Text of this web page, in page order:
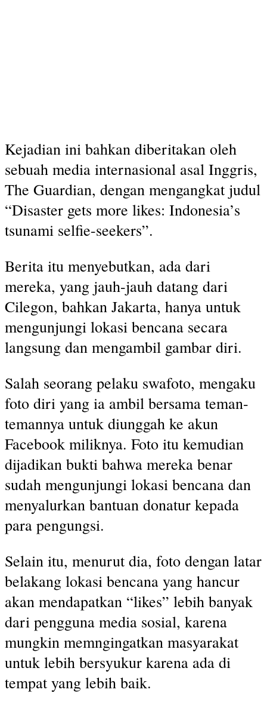
Kejadian ini bahkan diberitakan oleh
sebuah media internasional asal Inggris,
The Guardian, dengan mengangkat judul
“Disaster gets more likes: Indonesia’s
tsunami selfie-seekers”.
Berita itu menyebutkan, ada dari
mereka, yang jauh-jauh datang dari
Cilegon, bahkan Jakarta, hanya untuk
mengunjungi lokasi bencana secara
langsung dan mengambil gambar diri.
Salah seorang pelaku swafoto, mengaku
foto diri yang ia ambil bersama teman-
temannya untuk diunggah ke akun
Facebook miliknya. Foto itu kemudian
dijadikan bukti bahwa mereka benar
sudah mengunjungi lokasi bencana dan
menyalurkan bantuan donatur kepada
para pengungsi.
Selain itu, menurut dia, foto dengan latar
belakang lokasi bencana yang hancur
akan mendapatkan “likes” lebih banyak
dari pengguna media sosial, karena
mungkin memngingatkan masyarakat
untuk lebih bersyukur karena ada di
tempat yang lebih baik.